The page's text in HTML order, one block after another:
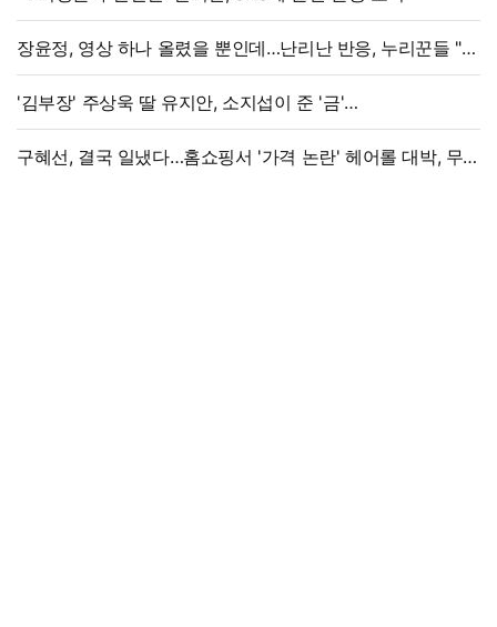
장윤정, 영상 하나 올렸을 뿐인데…난리난 반응, 누리꾼들 "더
예뻐졌네요" 술렁
'김부장' 주상욱 딸 유지안, 소지섭이 준 '금'
방치했다…"비누인 줄"
구혜선, 결국 일냈다…홈쇼핑서 '가격 논란' 헤어롤 대박, 무려